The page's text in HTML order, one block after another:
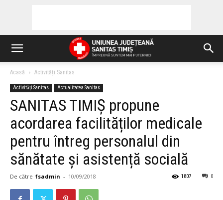
Acasă Activități Sanitas
Activități Sanitas Actualitatea Sanitas
SANITAS TIMIȘ propune
acordarea facilităților medicale
pentru întreg personalul din
sănătate și asistență socială
De către fsadmin - 10/09/2018 0
1807